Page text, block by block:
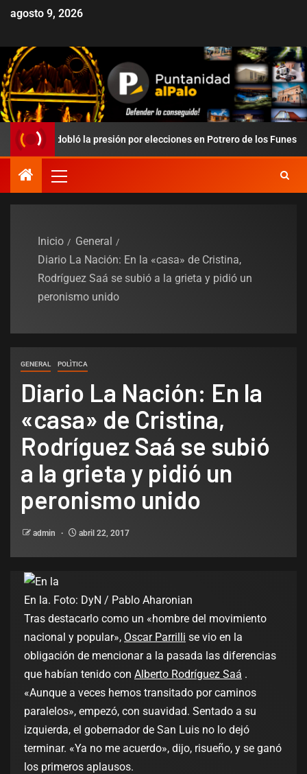
agosto 9, 2026
la presión por elecciones en Potrero de los Funes
Inicio
General
Diario La Nación: En la «casa» de Cristina,
Rodríguez Saá se subió a la grieta y pidió un
peronismo unido
GENERAL POLÌTICA
Diario La Nación: En la
«casa» de Cristina,
Rodríguez Saá se subió
a la grieta y pidió un
peronismo unido
admin abril 22, 2017
En la. Foto: DyN / Pablo Aharonian
Tras destacarlo como un «hombre del movimiento
nacional y popular», Oscar Parrilli se vio en la
obligación de mencionar a la pasada las diferencias
que habían tenido con Alberto Rodríguez Saá .
«Aunque a veces hemos transitado por caminos
paralelos», empezó, con suavidad. Sentado a su
izquierda, el gobernador de San Luis no lo dejó
terminar. «Ya no me acuerdo», dijo, risueño, y se ganó
los primeros aplausos.